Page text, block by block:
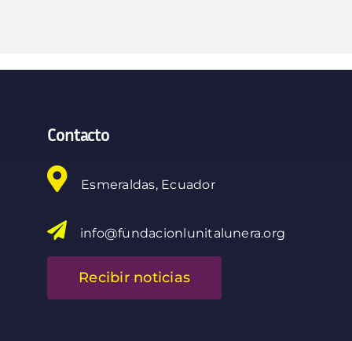
Contacto
Esmeraldas, Ecuador
info@fundacionlunitalunera.org
Recibir noticias